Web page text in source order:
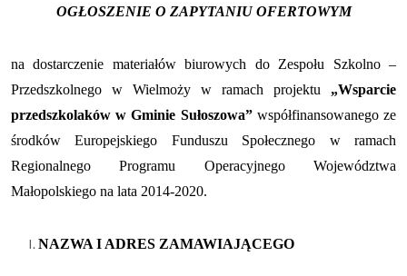
OGŁOSZENIE O ZAPYTANIU OFERTOWYM
na dostarczenie materiałów biurowych do Zespołu Szkolno –
Przedszkolnego w Wielmoży w ramach projektu „Wsparcie
przedszkolaków w Gminie Sułoszowa” współfinansowanego ze
środków Europejskiego Funduszu Społecznego w ramach
Regionalnego Programu Operacyjnego Województwa
Małopolskiego na lata 2014-2020.
NAZWA I ADRES ZAMAWIAJĄCEGO